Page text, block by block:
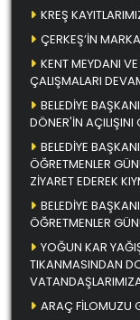
KREŞ
ÇERKEŞ’İN
KENT MEYDANI
ÇALIŞMALARI
BELEDİYE
DÖNER'İN AÇILIŞINI
BELEDİYE
ÖĞRETMENLER
ZİYARET EDEREK
ÖĞRETMENLER
BELEDİYE
ÖĞRETMENLER
YOĞUN KAR
TIKANMASINDAN
ARAÇ FİLOMUZU